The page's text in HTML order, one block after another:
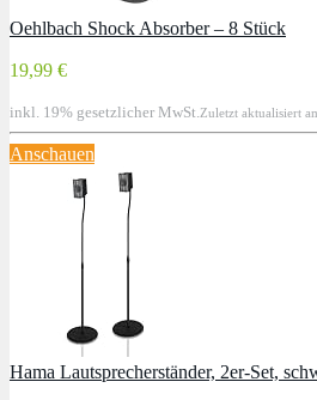
Oehlbach Shock Absorber – 8 Stück
19,99 €
inkl. 19% gesetzlicher MwSt. Zuletzt aktualisiert
Anschauen
Hama Lautsprecherständer, 2er-Set,